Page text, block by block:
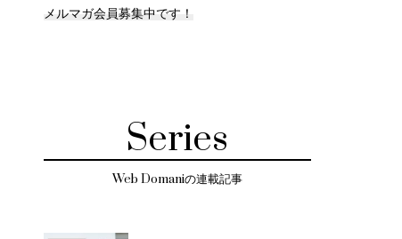
メルマガ会員募集中です！
Series
Web Domaniの連載記事